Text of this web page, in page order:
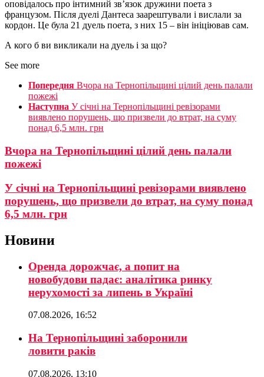
оповідалось про інтимний зв’язок дружини поета з
французом. Після дуелі Дантеса заарештували і вислали за
кордон. Це була 21 дуель поета, з них 15 – він ініціював сам.
А кого б ви викликали на дуель і за що?
See more
Попередня Вчора на Тернопільщині цілий день палали
пожежі
Наступна У січні на Тернопільщині ревізорами
виявлено порушень, що призвели до втрат, на суму
понад 6,5 млн. грн
Вчора на Тернопільщині цілий день палали
пожежі
У січні на Тернопільщині ревізорами виявлено
порушень, що призвели до втрат, на суму понад
6,5 млн. грн
Новини
Оренда дорожчає, а попит на
новобудови падає: аналітика ринку
нерухомості за липень в Україні
07.08.2026, 16:52
На Тернопільщині заборонили
ловити раків
07.08.2026, 13:10